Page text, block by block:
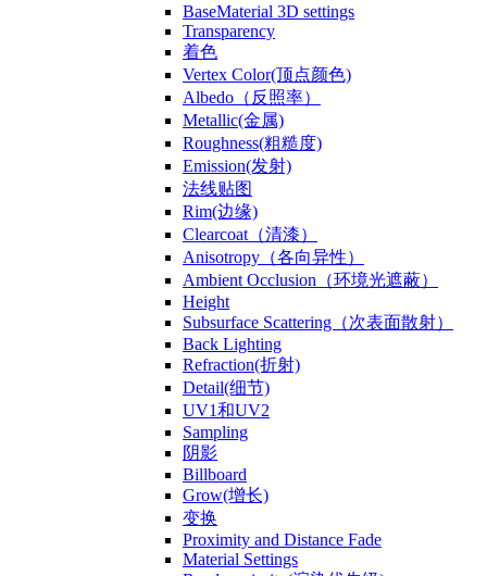
BaseMaterial 3D settings
Transparency
着色
Vertex Color(顶点颜色)
Albedo（反照率）
Metallic(金属)
Roughness(粗糙度)
Emission(发射)
法线贴图
Rim(边缘)
Clearcoat（清漆）
Anisotropy（各向异性）
Ambient Occlusion（环境光遮蔽）
Height
Subsurface Scattering（次表面散射）
Back Lighting
Refraction(折射)
Detail(细节)
UV1和UV2
Sampling
阴影
Billboard
Grow(增长)
变换
Proximity and Distance Fade
Material Settings